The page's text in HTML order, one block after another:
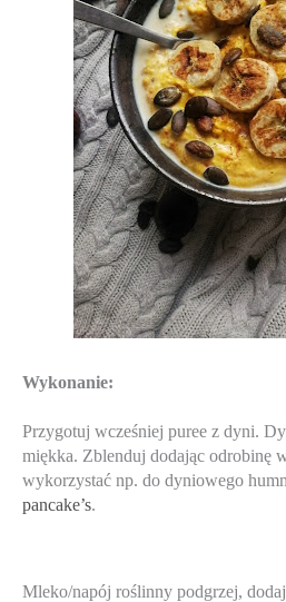
Wykonanie:
Przygotuj wcześniej puree z dyni.
miękka. Zblenduj dodając odrobinę
wykorzystać np. do dyniowego
pancake’s.
Mleko/napój roślinny podgrzej,